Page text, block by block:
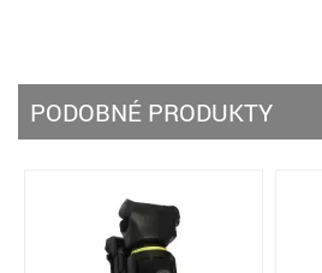
PODOBNÉ PRODUKTY